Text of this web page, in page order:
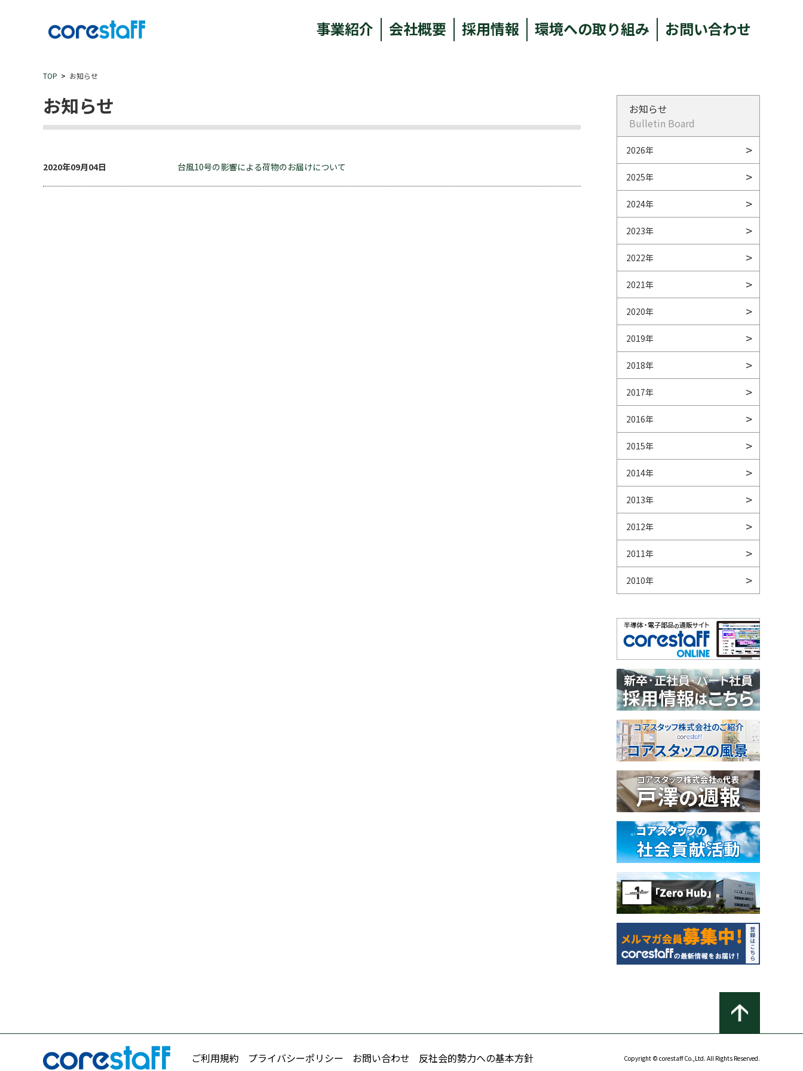
事業紹介 会社概要 採用情報 環境への取り組み お問い合わせ
TOP お知らせ
お知らせ
2020年09月04日 台風10号の影響による荷物のお届けについて
お知らせ
Bulletin Board
2026年
2025年
2024年
2023年
2022年
2021年
2020年
2019年
2018年
2017年
2016年
2015年
2014年
2013年
2012年
2011年
2010年
ご利用規約 プライバシーポリシー お問い合わせ 反社会的勢力への基本方針 Copyright © corestaff Co.,Ltd. All Rights Reserved.